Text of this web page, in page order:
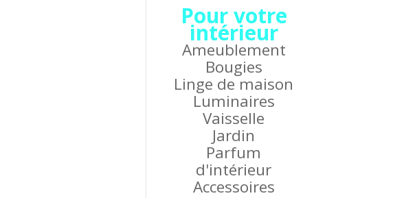
Pour votre
intérieur
Ameublement
Bougies
Linge de maison
Luminaires
Vaisselle
Jardin
Parfum
d'intérieur
Accessoires